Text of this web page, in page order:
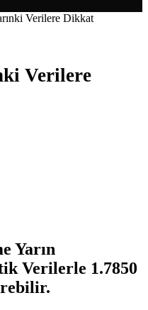
Verilere Dikkat
Verilere
Yarın
Verilerle 1.7850